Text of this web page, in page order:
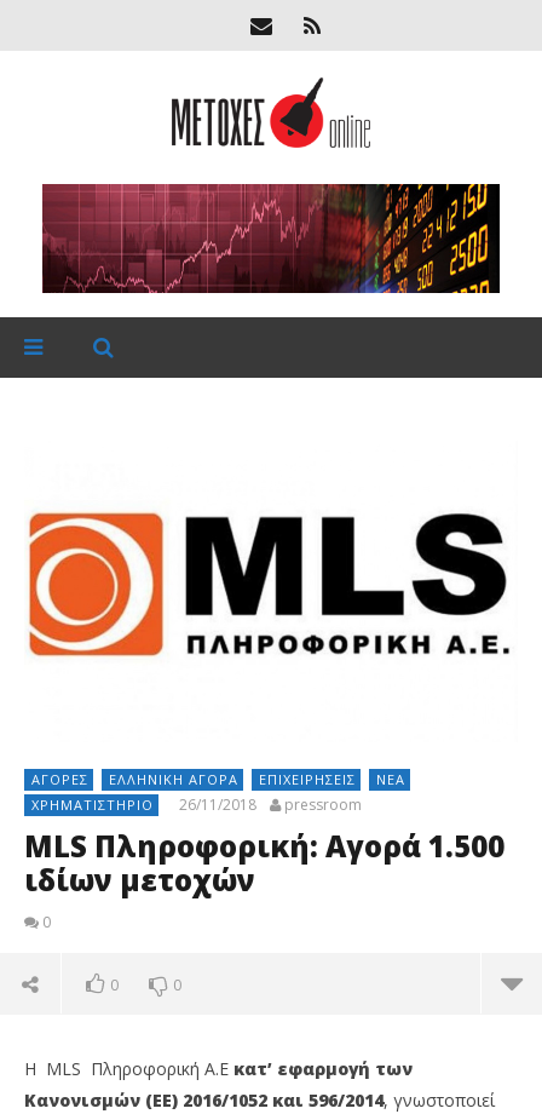
ΑΓΟΡΈΣ ΕΛΛΗΝΙΚΉ ΑΓΟΡΆ ΕΠΙΧΕΙΡΉΣΕΙΣ
ΝΈΑ
ΧΡΗΜΑΤΙΣΤΉΡΙΟ
26/11/2018 pressroom
MLS Πληροφορική: Αγορά 1.500
ιδίων μετοχών
0
0 0
Η MLS Πληροφορική Α.Ε κατ’ εφαρμογή των
Κανονισμών (ΕΕ) 2016/1052 και 596/2014, γνωστοποιεί